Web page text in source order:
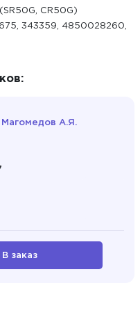
CR50G)
343359, 4850028260,
А.Я.
В заказ